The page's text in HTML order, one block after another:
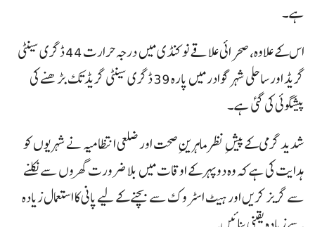
ہے۔
اس کے علاوہ، صحرائی علاقے نوکنڈی میں درجہ حرارت 44 ڈگری سینٹی
گریڈ اور ساحلی شہر گوادر میں پارہ 39 ڈگری سینٹی گریڈ تک بڑھنے کی
پیشگوئی کی گئی ہے۔
شدید گرمی کے پیشِ نظر ماہرینِ صحت اور ضلعی انتظامیہ نے شہریوں کو
ہدایت کی ہے کہ وہ دوپہر کے اوقات میں بلا ضرورت گھروں سے نکلنے
سے گریز کریں اور ہیٹ اسٹروک سے بچنے کے لیے پانی کا استعمال زیادہ